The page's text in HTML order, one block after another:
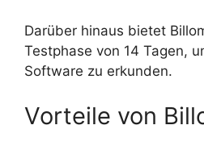
Darüber hinaus bietet
Testphase von 14 Tagen,
Software zu erkunden.
Vorteile von